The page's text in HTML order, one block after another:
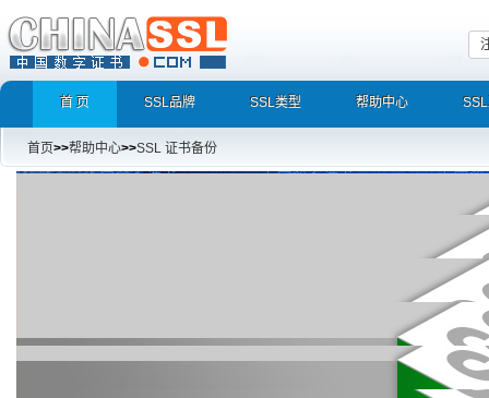
首 页 SSL品牌 SSL类型 帮助中心
首页>>帮助中心>>SSL 证书备份